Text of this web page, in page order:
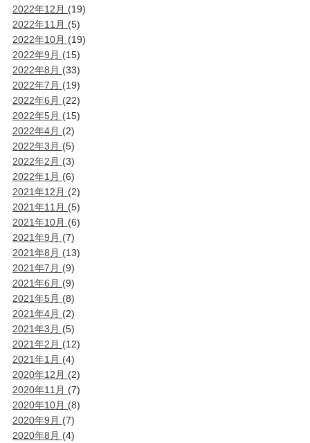
2022年12月 (19)
2022年11月 (5)
2022年10月 (19)
2022年9月 (15)
2022年8月 (33)
2022年7月 (19)
2022年6月 (22)
2022年5月 (15)
2022年4月 (2)
2022年3月 (5)
2022年2月 (3)
2022年1月 (6)
2021年12月 (2)
2021年11月 (5)
2021年10月 (6)
2021年9月 (7)
2021年8月 (13)
2021年7月 (9)
2021年6月 (9)
2021年5月 (8)
2021年4月 (2)
2021年3月 (5)
2021年2月 (12)
2021年1月 (4)
2020年12月 (2)
2020年11月 (7)
2020年10月 (8)
2020年9月 (7)
2020年8月 (4)